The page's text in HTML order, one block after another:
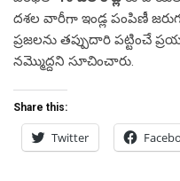
దశల వారీగా ఇండ్ల పంపిణీ
ప్రజలను తప్పుదారి పట్టించే
నమ్మొద్దని సూచించారు.
Share this:
Twitter